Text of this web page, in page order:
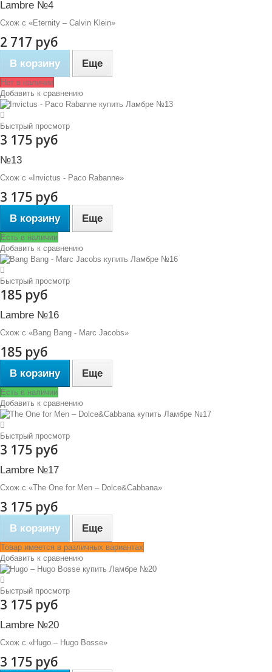
Lambre №4
Схож с «Eternity – Calvin Klein»
2 717 руб
В корзину Еще
Нет в наличии
Добавить к сравнению
Быстрый просмотр
3 175 руб
№13
Схож с «Invictus - Paco Rabanne»
3 175 руб
В корзину Еще
Есть в наличии
Добавить к сравнению
Быстрый просмотр
185 руб
Lambre №16
Схож с «Bang Bang - Marc Jacobs»
185 руб
В корзину Еще
Есть в наличии
Добавить к сравнению
Быстрый просмотр
3 175 руб
Lambre №17
Схож с «The One for Men – Dolce&Cabbana»
3 175 руб
В корзину Еще
Товар имеется в различных вариантах
Добавить к сравнению
Быстрый просмотр
3 175 руб
Lambre №20
Схож с «Hugo – Hugo Bosse»
3 175 руб